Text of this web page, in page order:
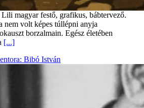
Lili magyar festő, grafikus, bábtervező.
nem volt képes túllépni anyja
borzalmain. Egész életében
[...]
Bibó István